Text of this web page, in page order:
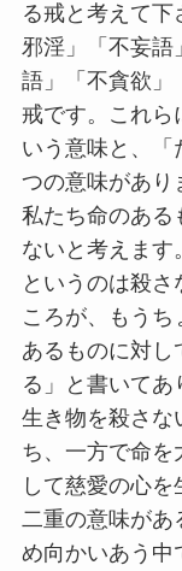
る戒と考えて
邪淫」「不妄語
語」「不貪欲」
戒です。これら
いう意味と、「
つの意味があり
私たち命のある
ないと考えます
というのは殺さ
ころが、もう
あるものに対し
る」と書いて
生き物を殺さな
ち、一方で命を
して慈愛の心
二重の意味があ
め向かいあう中